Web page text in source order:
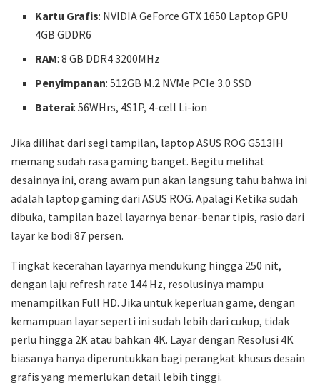
Kartu Grafis: NVIDIA GeForce GTX 1650 Laptop GPU
4GB GDDR6
RAM: 8 GB DDR4 3200MHz
Penyimpanan: 512GB M.2 NVMe PCIe 3.0 SSD
Baterai: 56WHrs, 4S1P, 4-cell Li-ion
Jika dilihat dari segi tampilan, laptop ASUS ROG G513IH
memang sudah rasa gaming banget. Begitu melihat
desainnya ini, orang awam pun akan langsung tahu bahwa ini
adalah laptop gaming dari ASUS ROG. Apalagi Ketika sudah
dibuka, tampilan bazel layarnya benar-benar tipis, rasio dari
layar ke bodi 87 persen.
Tingkat kecerahan layarnya mendukung hingga 250 nit,
dengan laju refresh rate 144 Hz, resolusinya mampu
menampilkan Full HD. Jika untuk keperluan game, dengan
kemampuan layar seperti ini sudah lebih dari cukup, tidak
perlu hingga 2K atau bahkan 4K. Layar dengan Resolusi 4K
biasanya hanya diperuntukkan bagi perangkat khusus desain
grafis yang memerlukan detail lebih tinggi.